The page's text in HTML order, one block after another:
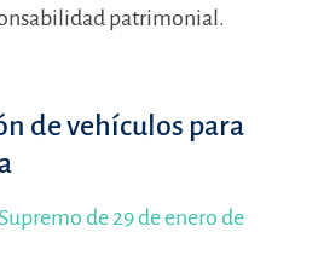
patrimonial.
de vehículos para
de 29 de enero de